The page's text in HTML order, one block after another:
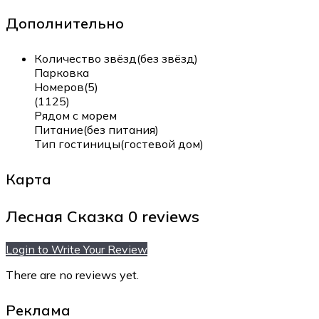
Дополнительно
Количество звёзд(без звёзд)
Парковка
Номеров(5)
(1125)
Рядом с морем
Питание(без питания)
Тип гостиницы(гостевой дом)
Карта
Лесная Сказка 0 reviews
Login to Write Your Review
There are no reviews yet.
Реклама